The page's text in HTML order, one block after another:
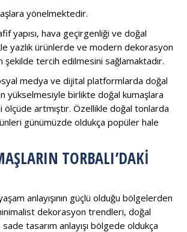
yönelmektedir.
yapısı, hava geçirgenliği ve doğal
yazlık ürünlerde ve modern dekorasyon
şekilde tercih edilmesini sağlamaktadır.
medya ve dijital platformlarda doğal
yükselmesiyle birlikte doğal kumaşlara
ölçüde artmıştır. Özellikle doğal tonlarda
günümüzde oldukça popüler hale
TORBALI’DAKI
anlayışının güçlü olduğu bölgelerden
dekorasyon trendleri, doğal
tasarım anlayışı bölgede oldukça